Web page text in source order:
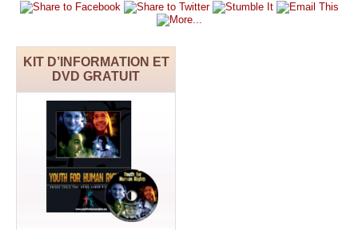
KIT D’INFORMATION ET
DVD GRATUIT